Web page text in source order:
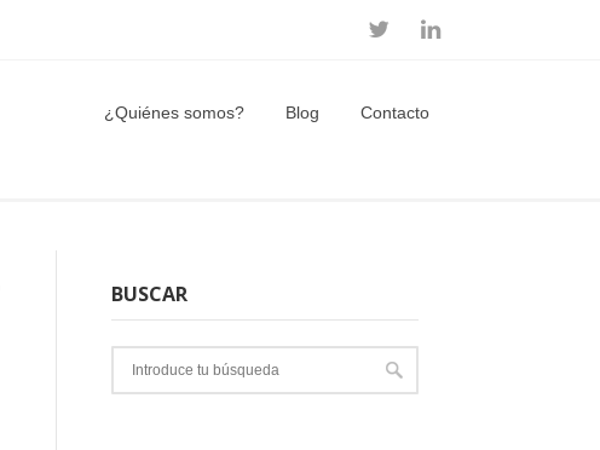
¿Quiénes somos? Blog Contacto
BUSCAR